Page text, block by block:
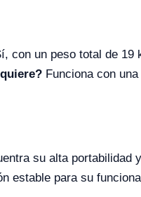
con un peso total de 19
Funciona con
su alta
estable para su